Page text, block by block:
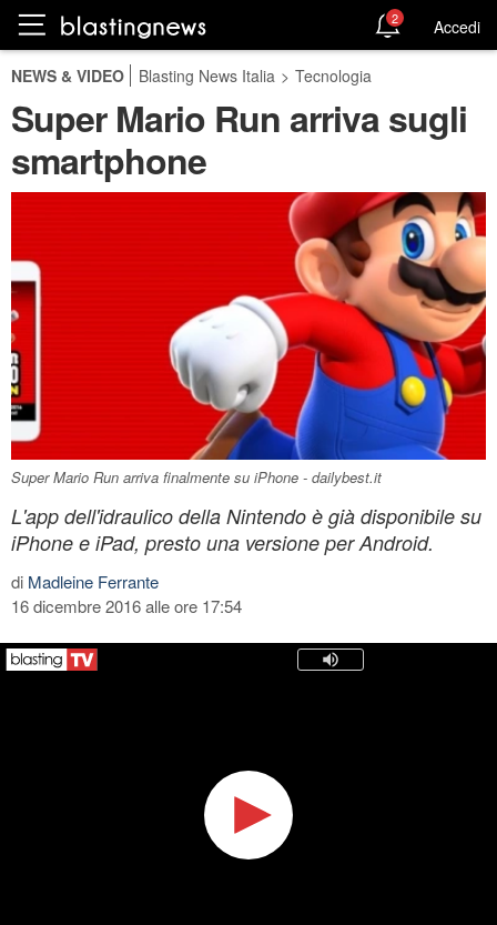
2 Accedi
NEWS & VIDEO Blasting News Italia > Tecnologia
Super Mario Run arriva sugli
smartphone
Super Mario Run arriva finalmente su iPhone - dailybest.it
L'app dell'idraulico della Nintendo è già disponibile su
iPhone e iPad, presto una versione per Android.
di Madleine Ferrante
16 dicembre 2016 alle ore 17:54